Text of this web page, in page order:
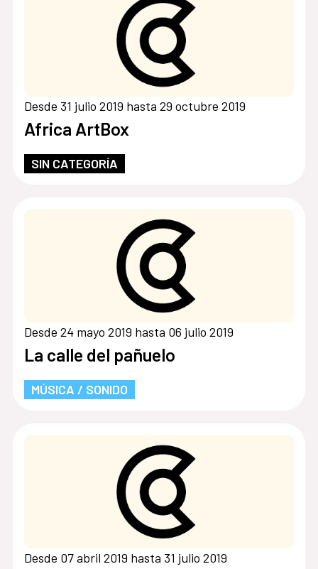
Desde 31 julio 2019 hasta 29 octubre 2019
Africa ArtBox
SIN CATEGORÍA
Desde 24 mayo 2019 hasta 06 julio 2019
La calle del pañuelo
MÚSICA / SONIDO
Desde 07 abril 2019 hasta 31 julio 2019